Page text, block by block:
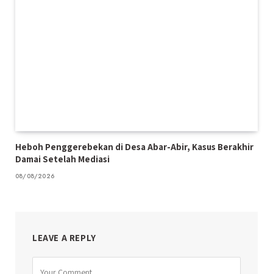
Heboh Penggerebekan di Desa Abar-Abir, Kasus Berakhir
Damai Setelah Mediasi
08/08/2026
LEAVE A REPLY